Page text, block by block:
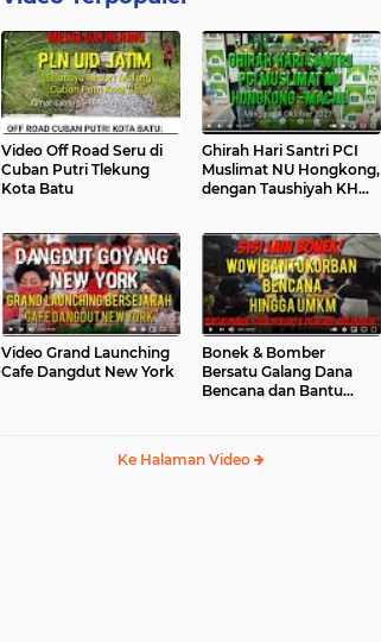
Video Off Road Seru di
Cuban Putri Tlekung
Kota Batu
Ghirah Hari Santri PCI
Muslimat NU Hongkong,
dengan Taushiyah KH
Video Grand Launching
Cafe Dangdut New York
Bonek & Bomber
Bersatu Galang Dana
Bencana dan Bantu
Ke Halaman Video